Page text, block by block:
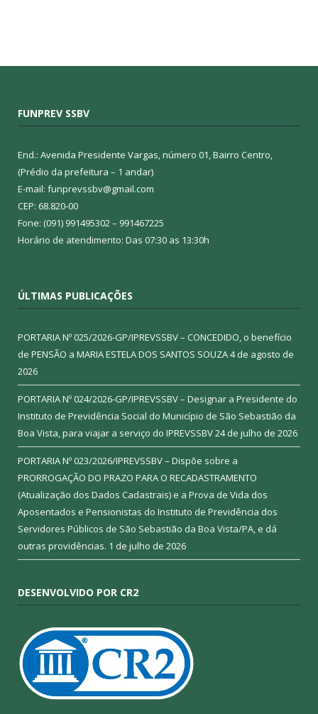
FUNPREV SSBV
End.: Avenida Presidente Vargas, número 01, Bairro Centro,
(Prédio da prefeitura – 1 andar)
E-mail: funprevssbv@gmail.com
CEP: 68.820-00
Fone: (091) 991495302 – 991467225
Horário de atendimento: Das 07:30 as 13:30h
ÚLTIMAS PUBLICAÇÕES
PORTARIA Nº 025/2026-GP/IPREVSSBV – CONCEDIDO, o benefício
de PENSÃO a MARIA ESTELA DOS SANTOS SOUZA4 de agosto de
2026
PORTARIA Nº 024/2026-GP/IPREVSSBV – Designar a Presidente do
Instituto de Previdência Social do Município de São Sebastião da
Boa Vista, para viajar a serviço do IPREVSSBV24 de julho de 2026
PORTARIA Nº 023/2026/IPREVSSBV – Dispõe sobre a
PRORROGAÇÃO DO PRAZO PARA O RECADASTRAMENTO
(Atualização dos Dados Cadastrais) e a Prova de Vida dos
Aposentados e Pensionistas do Instituto de Previdência dos
Servidores Públicos de São Sebastião da Boa Vista/PA, e dá
outras providências. 1 de julho de 2026
DESENVOLVIDO POR CR2